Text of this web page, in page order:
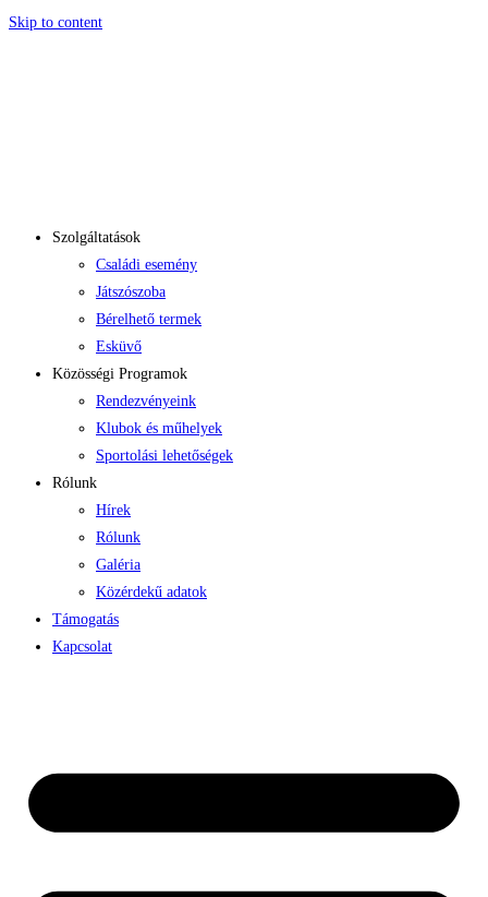
Skip to content
Szolgáltatások
Családi esemény
Játszószoba
Bérelhető termek
Esküvő
Közösségi Programok
Rendezvényeink
Klubok és műhelyek
Sportolási lehetőségek
Rólunk
Hírek
Rólunk
Galéria
Közérdekű adatok
Támogatás
Kapcsolat